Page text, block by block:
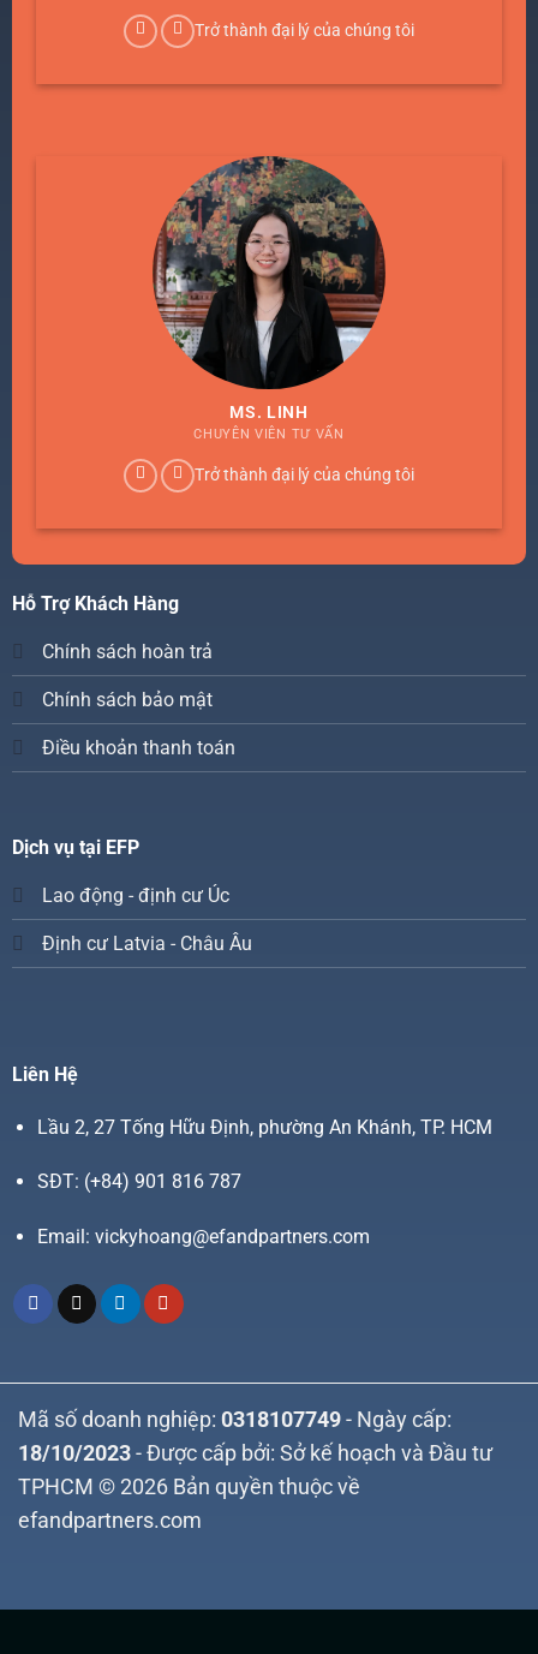
Trở thành đại lý của chúng tôi
MS. LINH
CHUYÊN VIÊN TƯ VẤN
Trở thành đại lý của chúng tôi
Hỗ Trợ Khách Hàng
Chính sách hoàn trả
Chính sách bảo mật
Điều khoản thanh toán
Dịch vụ tại EFP
Lao động - định cư Úc
Định cư Latvia - Châu Âu
Liên Hệ
Lầu 2, 27 Tống Hữu Định, phường An Khánh, TP. HCM
SĐT: (+84) 901 816 787
Email: vickyhoang@efandpartners.com
Mã số doanh nghiệp: 0318107749 - Ngày cấp:
18/10/2023 - Được cấp bởi: Sở kế hoạch và Đầu tư
TPHCM © 2026 Bản quyền thuộc về
efandpartners.com